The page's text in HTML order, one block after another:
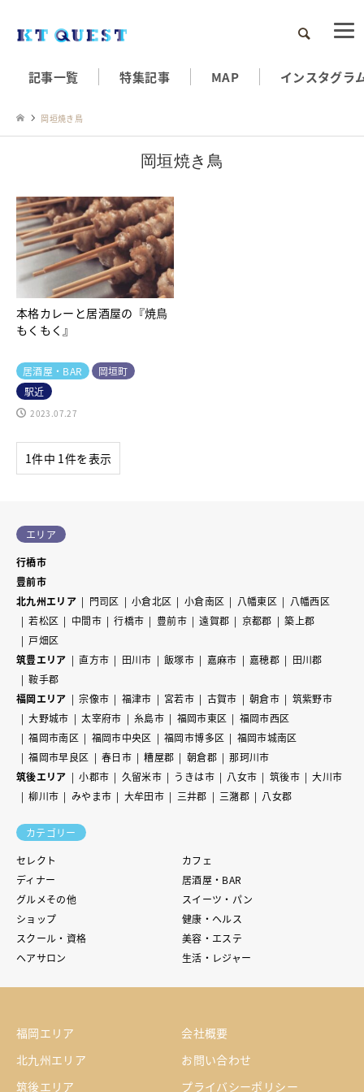
検索
記事一覧 特集記事 MAP インスタグラ
岡垣焼き鳥
岡垣焼き鳥
本格カレーと居酒屋の『焼鳥
もくもく』
居酒屋・BAR
岡垣町
駅近
2023.07.27
1件中 1件を表示
エリア
行橋市
豊前市
北九州エリア
門司区 小倉北区 小倉南区 八幡東区
八幡西区
若松区
中間市 行橋市 豊前市 遠賀郡 京都郡
築上郡
戸畑区
筑豊エリア
直方市 田川市 飯塚市 嘉麻市 嘉穂郡
田川郡
鞍手郡
福岡エリア
宗像市 福津市 宮若市 古賀市 朝倉市
筑紫野市
大野城市
太宰府市 糸島市 福岡市東区
福岡市西区
福岡市南区
福岡市中央区 福岡市博多区
福岡市城南区
福岡市早良区
春日市 糟屋郡 朝倉郡
那珂川市
筑後エリア
小郡市 久留米市 うきは市 八女市 筑後市
大川市
柳川市
みやま市 大牟田市 三井郡 三潴郡 八女郡
カテゴリー
セレクト
カフェ
ディナー
居酒屋・BAR
グルメその他
スイーツ・パン
ショップ
健康・ヘルス
スクール・資格
美容・エステ
ヘアサロン
生活・レジャー
福岡エリア
北九州エリア
筑後エリア
会社概要
お問い合わせ
プライバシーポリシー